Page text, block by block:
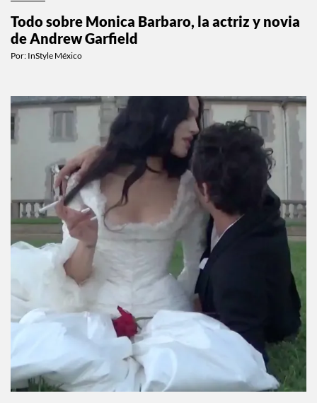
Todo sobre Monica Barbaro, la actriz y novia
de Andrew Garfield
Por: InStyle México